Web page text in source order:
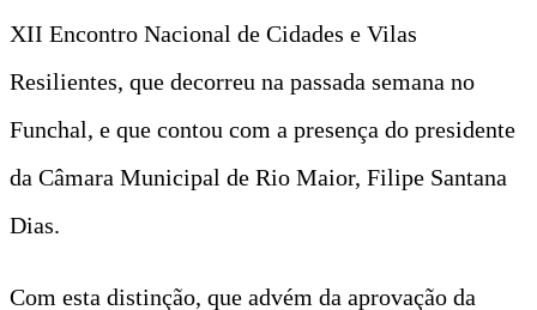
XII Encontro Nacional de Cidades e Vilas
Resilientes, que decorreu na passada semana no
Funchal, e que contou com a presença do presidente
da Câmara Municipal de Rio Maior, Filipe Santana
Dias.
Com esta distinção, que advém da aprovação da